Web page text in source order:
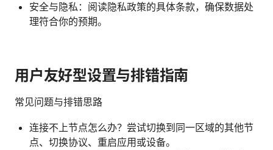
安全与隐私：阅读隐私政策的具体条款，确保数据处
理符合你的预期。
用户友好型设置与排错指南
常见问题与排错思路
连接不上节点怎么办？尝试切换到同一区域的其他节
点、切换协议、重启应用或设备。